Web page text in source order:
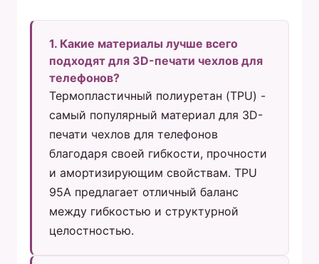
1. Какие материалы лучше всего
подходят для 3D-печати чехлов для
телефонов?
Термопластичный полиуретан (TPU) -
самый популярный материал для 3D-
печати чехлов для телефонов
благодаря своей гибкости, прочности
и амортизирующим свойствам. TPU
95A предлагает отличный баланс
между гибкостью и структурной
целостностью.